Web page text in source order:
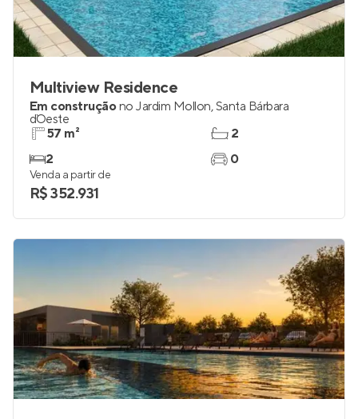
Multiview Residence
Em construçãono Jardim Mollon,Santa Bárbara
d`Oeste
57 m²
2
2
0
Venda a partir de
R$ 352.931